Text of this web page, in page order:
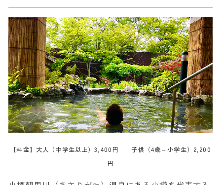
【料金】大人（中学生以上）3,400円 子供（4歳～小学生）2,200
円